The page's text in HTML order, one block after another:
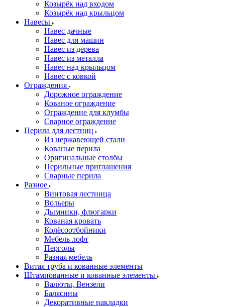
Козырёк над входом
Козырёк над крыльцом
Навесы
Навес дачные
Навес для машин
Навес из дерева
Навес из металла
Навес над крыльцом
Навес с ковкой
Ограждения
Дорожное ограждение
Кованое ограждение
Ограждение для клумбы
Сварное ограждение
Перила для лестниц
Из нержавеющей стали
Кованые перила
Оригинальные столбы
Перильные приглашения
Сварные перила
Разное
Винтовая лестница
Вольеры
Дымники, флюгарки
Кованая кровать
Колёсоотбойники
Мебель лофт
Перголы
Разная мебель
Витая труба и кованные элементы
Штампованные и кованные элементы
Валюты, Вензели
Балясины
Декоративные накладки